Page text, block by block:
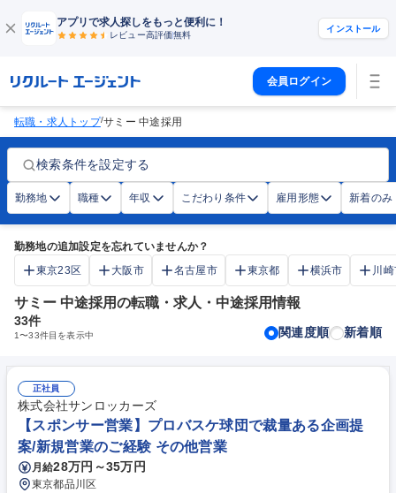
アプリで求人探しをもっと便利に！
レビュー高評価無料
インストール
会員ログイン
転職・求人トップ/サミー 中途採用
検索条件を設定する
勤務地 職種 年収 こだわり条件 雇用形態 新着のみ
勤務地の追加設定を忘れていませんか？
東京23区
大阪市 名古屋市 東京都 横浜市 川
サミー 中途採用の転職・求人・中途採用情報
33件
1〜33件目を表示中 関連度順 新着順
正社員
株式会社サンロッカーズ
【スポンサー営業】プロバスケ球団で裁量ある企画提
案/新規営業のご経験 その他営業
月給28万円～35万円
東京都品川区